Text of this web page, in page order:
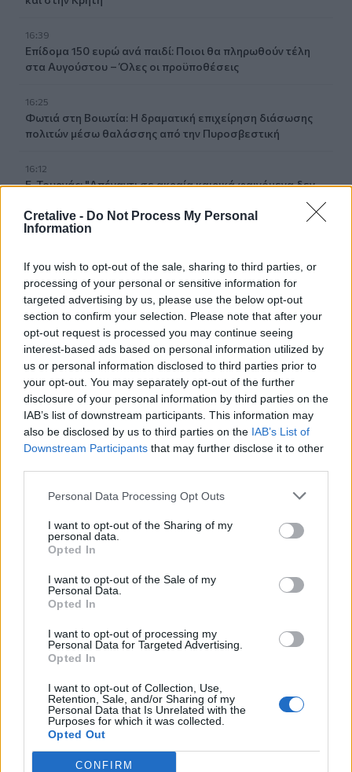
Cretalive - Do Not Process My Personal
Information
If you wish to opt-out of the sale, sharing to third parties, or
processing of your personal or sensitive information for
targeted advertising by us, please use the below opt-out
section to confirm your selection. Please note that after your
opt-out request is processed you may continue seeing
interest-based ads based on personal information utilized by
us or personal information disclosed to third parties prior to
your opt-out. You may separately opt-out of the further
disclosure of your personal information by third parties on the
IAB’s list of downstream participants. This information may
also be disclosed by us to third parties on the IAB’s List of
Downstream Participants that may further disclose it to other
Personal Data Processing Opt Outs
I want to opt-out of the Sharing of my
personal data.
Opted In
I want to opt-out of the Sale of my
Personal Data.
Opted In
I want to opt-out of processing my
Personal Data for Targeted Advertising.
Opted In
I want to opt-out of Collection, Use,
Retention, Sale, and/or Sharing of my
Personal Data that Is Unrelated with the
Purposes for which it was collected.
Opted Out
CONFIRM
16:39
Επίδομα 150 ευρώ ανά παιδί: Ποιοι θα πληρωθούν τέλη
στα Αυγούστου – Όλες οι προϋποθέσεις
16:25
Φωτιά στη Βοιωτία: Η δραματική επιχείρηση διάσωσης
πολιτών μέσω θαλάσσης από την Πυροσβεστική
16:12
Ε. Τουρνάς: "Απέναντι σε ακραία καιρικά φαινόμενα δεν
15:57
ελικόπτερο
15:54
Αττικόν: Εκτός λειτουργίας και οι δύο αξονικοί
τομογράφοι
15:48
Ταϊλάνδη: Στους 9 οι νεκροί μετά τον θάνατο ενός
12χρονου κοριτσιού στην επίθεση με πυροβολισμούς σε
σχολείο
15:40
Θερινές εκπτώσεις: Χαμηλότερος ο τζίρος – Αυξημένες
οι πιέσεις από το ηλεκτρονικό εμπόριο
ΣΧΕΤΙΚA AΡΘΡΑ
Η Τεχνητή Νοημοσύνη «αλλάζει» τον εγκέφαλό μας
ΚΟΣΜΟΣ 17:38